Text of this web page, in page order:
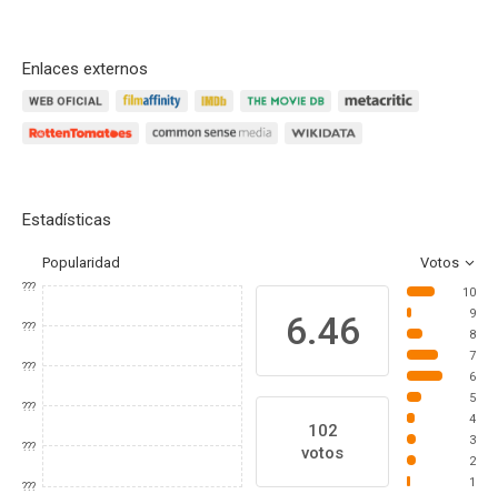
Enlaces externos
Estadísticas
Popularidad Votos
???
???
???
???
???
???
6.46
102
votos
10
9
8
7
6
5
4
3
2
1